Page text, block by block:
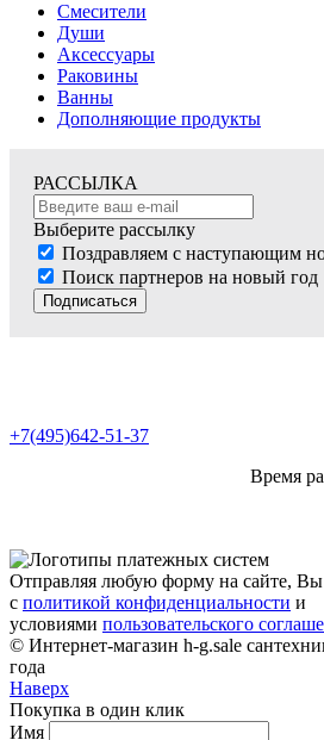
Смесители
Души
Аксессуары
Раковины
Ванны
Дополняющие продукты
РАССЫЛКА
Выберите рассылку
Поздравляем с наступающим
Поиск партнеров на новый год
Подписаться
+7(495)642-51-37
Время
Отправляя любую форму на сайте, Вы
с политикой конфиденциальности и
условиями пользовательского
© Интернет-магазин h-g.sale
года
Наверх
Покупка в один клик
Имя